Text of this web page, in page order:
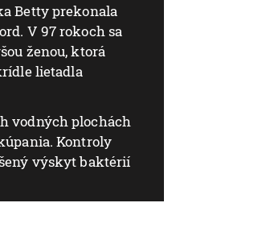
Betty prekonala
V 97 rokoch sa
ženou, ktorá
lietadla
vodných plochách
Kontroly
výskyt baktérií